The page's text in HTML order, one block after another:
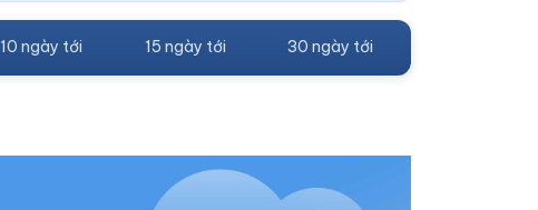
10 ngày tới 15 ngày tới 30 ngày tới